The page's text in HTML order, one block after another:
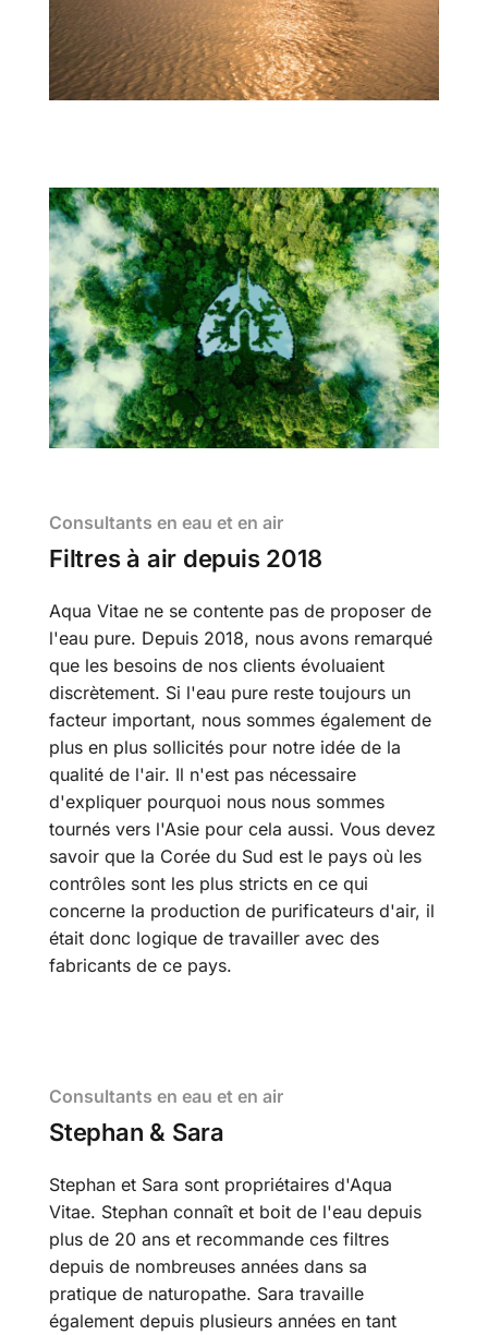
Consultants en eau et en air
Filtres à air depuis 2018
Aqua Vitae ne se contente pas de proposer de
l'eau pure. Depuis 2018, nous avons remarqué
que les besoins de nos clients évoluaient
discrètement. Si l'eau pure reste toujours un
facteur important, nous sommes également de
plus en plus sollicités pour notre idée de la
qualité de l'air. Il n'est pas nécessaire
d'expliquer pourquoi nous nous sommes
tournés vers l'Asie pour cela aussi. Vous devez
savoir que la Corée du Sud est le pays où les
contrôles sont les plus stricts en ce qui
concerne la production de purificateurs d'air, il
était donc logique de travailler avec des
fabricants de ce pays.
Consultants en eau et en air
Stephan & Sara
Stephan et Sara sont propriétaires d'Aqua
Vitae. Stephan connaît et boit de l'eau depuis
plus de 20 ans et recommande ces filtres
depuis de nombreuses années dans sa
pratique de naturopathe. Sara travaille
également depuis plusieurs années en tant